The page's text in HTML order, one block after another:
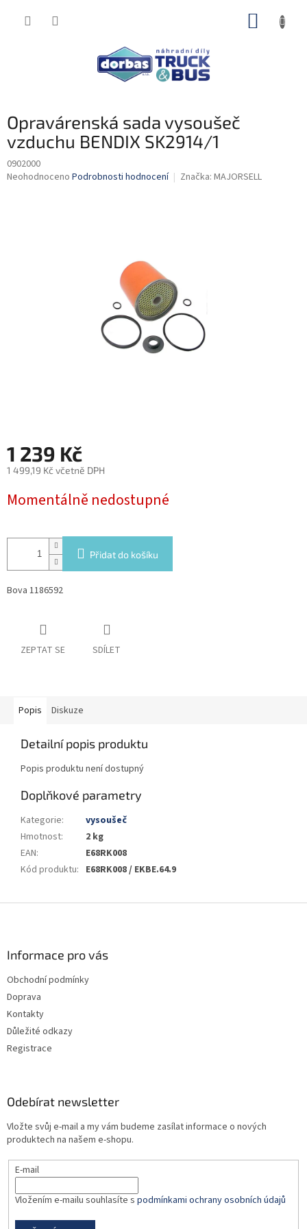
Opravárenská sada vysoušeč
vzduchu BENDIX SK2914/1
0902000
Průměrné
Neohodnoceno Podrobnosti hodnocení Značka: MAJORSELL
1 239 Kč
1 499,19 Kč včetně DPH
cena:
Momentálně nedostupné
Přidat do košíku
Bova 1186592
ZEPTAT SE SDÍLET
Popis Diskuze
Detailní popis produktu
Popis produktu není dostupný
Doplňkové parametry
Kategorie:
vysoušeč
Hmotnost:
2 kg
EAN:
E68RK008
Kód produktu: E68RK008 / EKBE.64.9
Informace pro vás
Obchodní podmínky
Doprava
Kontakty
Důležité odkazy
Registrace
Odebírat newsletter
Vložte svůj e-mail a my vám budeme zasílat informace o nových
produktech na našem e-shopu.
E-mail
Vložením e-mailu souhlasíte s podmínkami ochrany osobních údajů